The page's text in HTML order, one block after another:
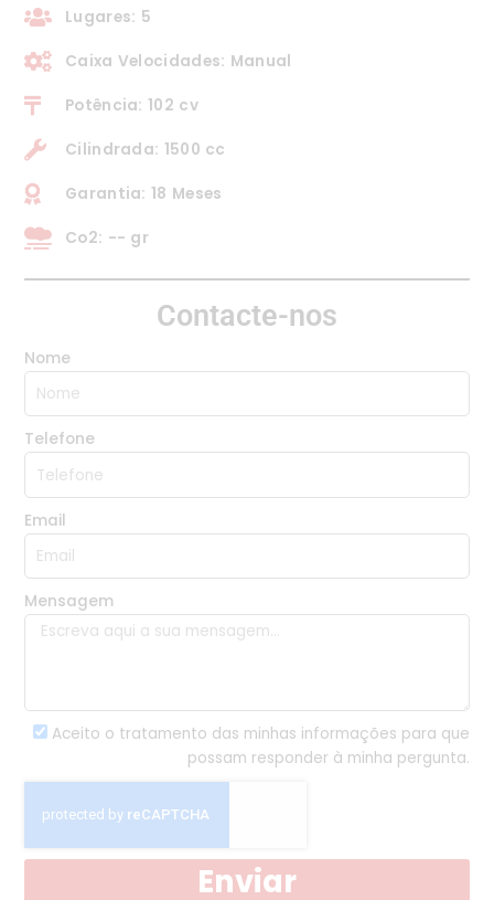
Lugares: 5
Caixa Velocidades: Manual
Potência: 102 cv
Cilindrada: 1500 cc
Garantia: 18 Meses
Co2: -- gr
Contacte-nos
Nome
Telefone
Email
Mensagem
Aceito o tratamento das minhas informações para que
possam responder à minha pergunta.
Enviar